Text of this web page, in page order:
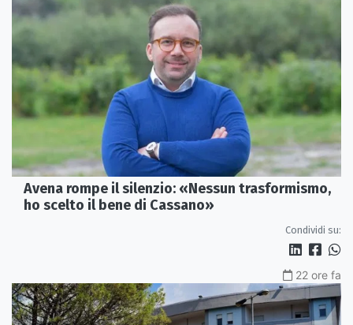
Avena rompe il silenzio: «Nessun trasformismo,
ho scelto il bene di Cassano»
Condividi su:
22 ore fa